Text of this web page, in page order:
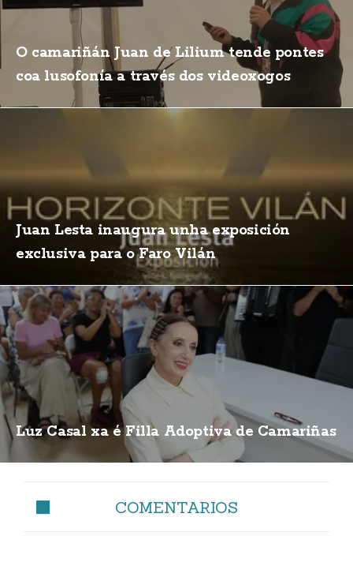
O camariñán Juan de Lilium tende pontes
coa lusofonía a través dos videoxogos
Juan Lesta inaugura unha exposición
exclusiva para o Faro Vilán
Luz Casal xa é Filla Adoptiva de Camariñas
COMENTARIOS